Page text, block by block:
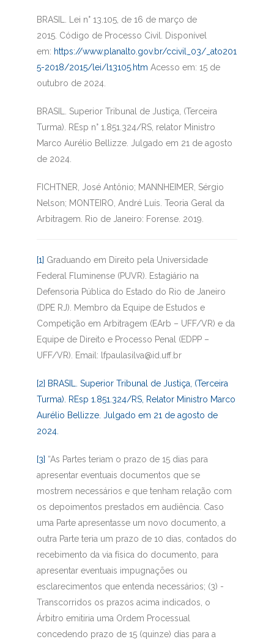
BRASIL. Lei n° 13.105, de 16 de março de
2015. Código de Processo Civil. Disponível
em: https://www.planalto.gov.br/ccivil_03/_ato201
5-2018/2015/lei/l13105.htm Acesso em: 15 de
outubro de 2024.
BRASIL. Superior Tribunal de Justiça, (Terceira
Turma). REsp n° 1.851.324/RS, relator Ministro
Marco Aurélio Bellizze. Julgado em 21 de agosto
de 2024.
FICHTNER, José Antônio; MANNHEIMER, Sérgio
Nelson; MONTEIRO, André Luís. Teoria Geral da
Arbitragem. Rio de Janeiro: Forense. 2019.
[1] Graduando em Direito pela Universidade
Federal Fluminense (PUVR). Estagiário na
Defensoria Pública do Estado do Rio de Janeiro
(DPE RJ). Membro da Equipe de Estudos e
Competição em Arbitragem (EArb – UFF/VR) e da
Equipe de Direito e Processo Penal (EDPP –
UFF/VR). Email: lfpaulasilva@id.uff.br
[2] BRASIL. Superior Tribunal de Justiça, (Terceira
Turma). REsp 1.851.324/RS, Relator Ministro Marco
Aurélio Bellizze. Julgado em 21 de agosto de
2024.
[3] “As Partes teriam o prazo de 15 dias para
apresentar eventuais documentos que se
mostrem necessários e que tenham relação com
os depoimentos prestados em audiência. Caso
uma Parte apresentasse um novo documento, a
outra Parte teria um prazo de 10 dias, contados do
recebimento da via física do documento, para
apresentar eventuais impugnações ou
esclarecimentos que entenda necessários; (3) -
Transcorridos os prazos acima indicados, o
Árbitro emitiria uma Ordem Processual
concedendo prazo de 15 (quinze) dias para a